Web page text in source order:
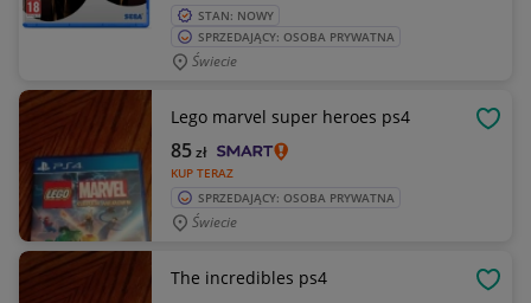
STAN: NOWY
SPRZEDAJĄCY: OSOBA PRYWATNA
Świecie
Lego marvel super heroes ps4
KUP TERAZ
85zł
SPRZEDAJĄCY: OSOBA PRYWATNA
Świecie
The incredibles ps4